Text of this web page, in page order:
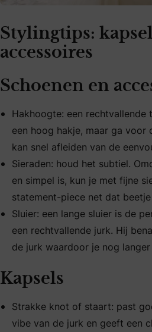
Stylingtips:
accessoires
Schoenen en
Hakhoogte: een
een hoog hakje, maar ga
kan snel afleiden van de
Sieraden: houd het subtiel.
en simpel is, kun je met fijne
statement-piece net dat
Sluier: een lange sluier is de
een rechtvallende jurk. Hij
de jurk waardoor je nog
Kapsels
Strakke knot of staart: past
vibe van de jurk en geeft een